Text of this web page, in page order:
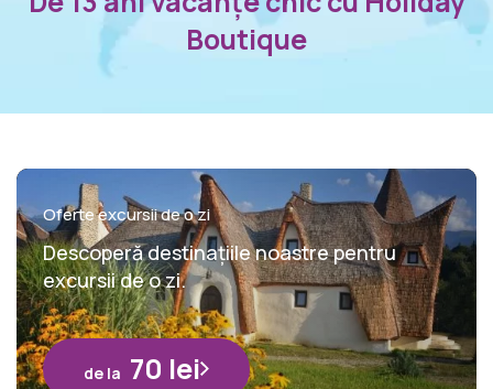
Boutique
Oferte excursii de o zi
Descoperă destinațiile noastre pentru
excursii de o zi.
de la 70 lei